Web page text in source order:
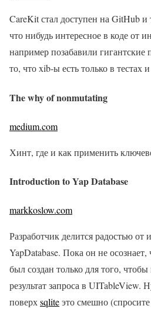
CareKit стал доступен на GitHub
что нибудь интересное в коде от
например позабавили гигантские
то, что xib-ы есть только в тестах
The why of nonmutating
medium.com
Хинт, где и как применить
Introduction to Yap Database
markkoslow.com
Разработчик делится радостью от
YapDatabase. Пока он не
был создан только для того,
результат запроса в UITableView.
поверхsqliteэто смешно